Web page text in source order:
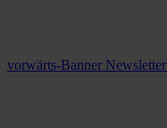
vorwärts-Banner Newsletter